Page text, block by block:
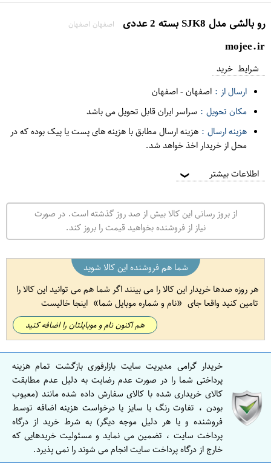
رو بالشی مدل SJK8 بسته 2 عددی اصفهان اصفهان
mojee.ir
شرایط خرید
ارسال از : اصفهان-اصفهان
مکان تحویل : سراسر ایران قابل تحویل می باشد
هزینه ارسال : هزینه ارسال مطابق با هزینه های پست یا پیک بوده که در
محل از خریدار اخذ خواهد شد.
اطلاعات بیشتر ❯
از بروز رسانی این کالا بیش از صد روز گذشته است. در صورت
نیاز از فروشنده بخواهید قیمت را بروز کند.
شما هم فروشنده این کالا شوید
هر روزه صدها خریدار این کالا را می بینند اگر شما هم می توانید این کالا را
تامین کنید واقعا جای
نام و شماره موبایل شما اینجا خالیست
هم اکنون نام و موبایلتان را اضافه کنید
خریدار گرامی مدیریت سایت بازارفوری بازگشت تمام هزینه
پرداختی شما را در صورت عدم رضایت به دلیل عدم مطابقت
کالای خریداری شده با کالای سفارش داده شده مانند (معیوب
بودن ، تفاوت رنگ یا سایز یا درخواست هزینه اضافه توسط
فروشنده و یا هر دلیل موجه دیگر) به شرط خرید از درگاه
پرداخت سایت ، تضمین می نماید و مسئولیت خریدهایی که
خارج از درگاه پرداخت سایت انجام می شوند را نمی پذیرد.